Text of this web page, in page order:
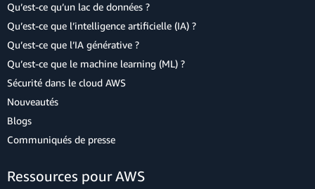
Qu’est-ce qu’un lac de données ?
Qu’est-ce que l’intelligence artificielle (IA) ?
Qu’est-ce que l’IA générative ?
Qu’est-ce que le machine learning (ML) ?
Sécurité dans le cloud AWS
Nouveautés
Blogs
Communiqués de presse
Ressources pour AWS